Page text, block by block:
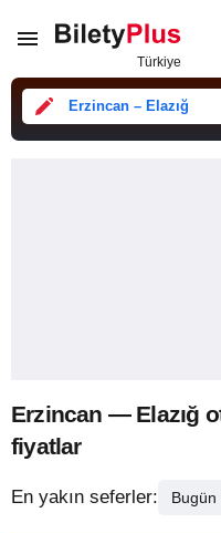
Erzincan – Elazığ
Erzincan — Elazığ
fiyatlar
En yakın seferler: Bugün